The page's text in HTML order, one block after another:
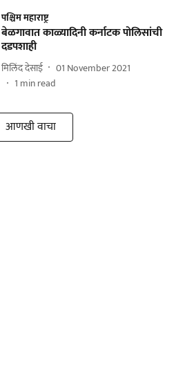
पश्चिम महाराष्ट्र
बेळगावात काळ्यादिनी कर्नाटक पोलिसांची
दडपशाही
मिलिंद देसाई
01 November 2021
1 min read
आणखी वाचा